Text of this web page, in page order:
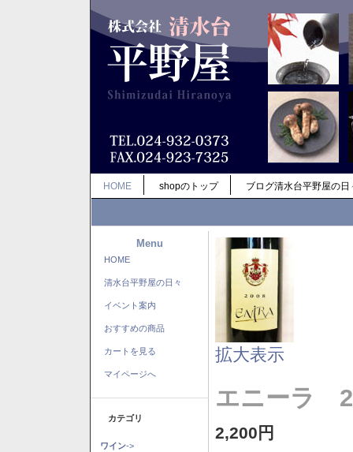
HOME shopのトップ ブログ清水台平野屋の日
Menu
HOME
清水台平野屋の日々
イベント案内
おすすめの商品
カートを見る
マイページへ
カテゴリ
ワイン->
拡大表示
エニーラ
2,200円